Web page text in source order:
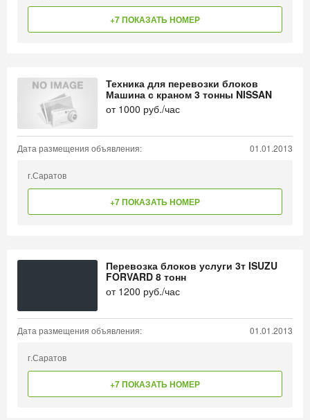
+7 ПОКАЗАТЬ НОМЕР
Техника для перевозки блоков
Машина с краном 3 тонны NISSAN
от 1000 руб./час
Дата размещения объявления: 01.01.2013
г.Саратов
+7 ПОКАЗАТЬ НОМЕР
Перевозка блоков услуги 3т ISUZU
FORVARD 8 тонн
от 1200 руб./час
Дата размещения объявления: 01.01.2013
г.Саратов
+7 ПОКАЗАТЬ НОМЕР